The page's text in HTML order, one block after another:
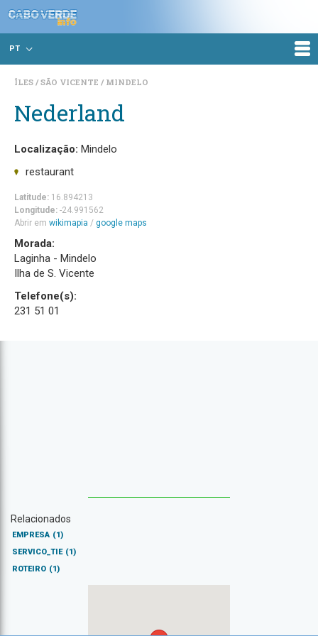
PT
ÎLES SÃO VICENTE MINDELO
Nederland
Localização: Mindelo
restaurant
Latitude: 16.894213
Longitude: -24.991562
Abrir em wikimapia / google maps
Morada:
Laginha - Mindelo
Ilha de S. Vicente
Telefone(s):
231 51 01
Relacionados
EMPRESA (1)
SERVICO_TIE (1)
ROTEIRO (1)